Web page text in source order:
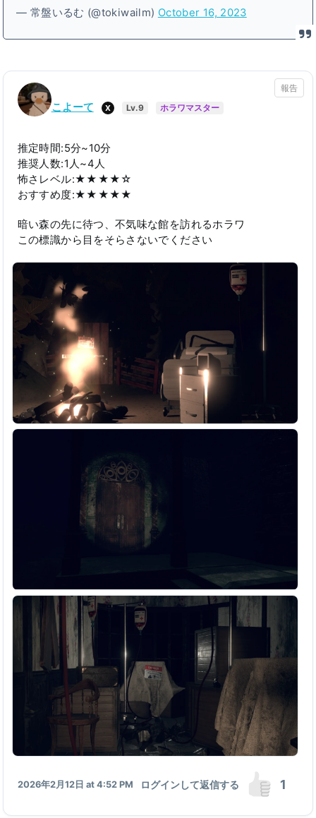
— 常盤いるむ (@tokiwailm) October 16, 2023
報告
こよーて X Lv.9 ホラワマスター
2026年2月12日 at 4:52 PM
推定時間:5分~10分
推奨人数:1人~4人
怖さレベル:★★★★☆
おすすめ度:★★★★★
暗い森の先に待つ、不気味な館を訪れるホラワ
この標識から目をそらさないでください
ログインして返信する 1